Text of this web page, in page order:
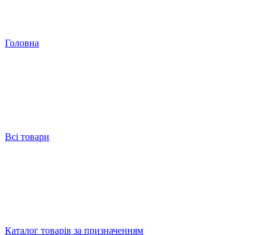
Головна
Всі товари
Каталог товарів за призначенням